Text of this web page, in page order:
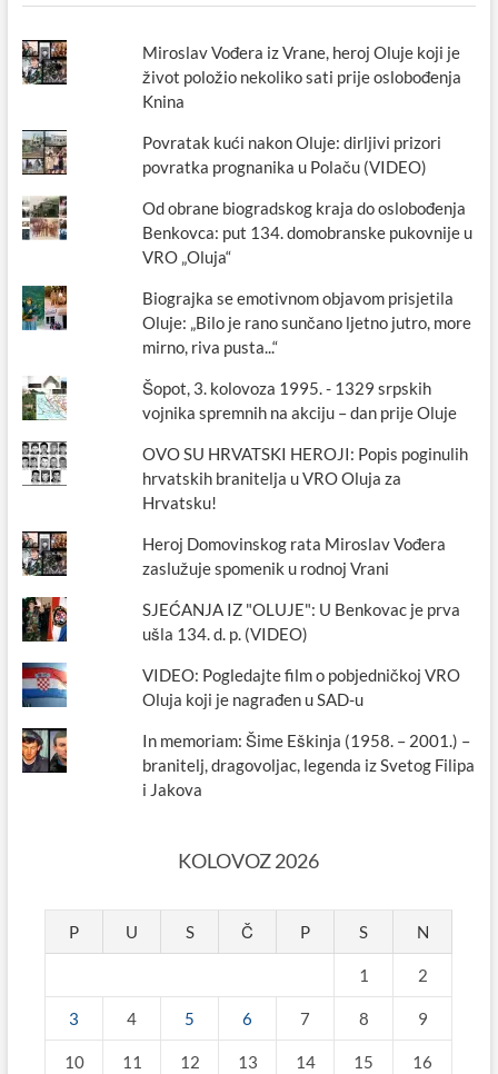
Miroslav Vođera iz Vrane, heroj Oluje koji je
život položio nekoliko sati prije oslobođenja
Knina
Povratak kući nakon Oluje: dirljivi prizori
povratka prognanika u Polaču (VIDEO)
Od obrane biogradskog kraja do oslobođenja
Benkovca: put 134. domobranske pukovnije u
VRO „Oluja“
Biograjka se emotivnom objavom prisjetila
Oluje: „Bilo je rano sunčano ljetno jutro, more
mirno, riva pusta...“
Šopot, 3. kolovoza 1995. - 1329 srpskih
vojnika spremnih na akciju – dan prije Oluje
OVO SU HRVATSKI HEROJI: Popis poginulih
hrvatskih branitelja u VRO Oluja za
Hrvatsku!
Heroj Domovinskog rata Miroslav Vođera
zaslužuje spomenik u rodnoj Vrani
SJEĆANJA IZ "OLUJE": U Benkovac je prva
ušla 134. d. p. (VIDEO)
VIDEO: Pogledajte film o pobjedničkoj VRO
Oluja koji je nagrađen u SAD-u
In memoriam: Šime Eškinja (1958. – 2001.) –
branitelj, dragovoljac, legenda iz Svetog Filipa
i Jakova
KOLOVOZ 2026
P U S Č P S N
1 2
3 4 5 6 7 8 9
10 11 12 13 14 15 16